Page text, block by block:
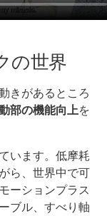
の世界
きがあるところ
部の機能向上を
います。低摩耗
ら、世界中で可
ーションプラス
ブル、すべり軸